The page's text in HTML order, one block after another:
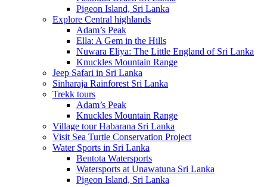
Pigeon Island, Sri Lanka
Explore Central highlands
Adam’s Peak
Ella: A Gem in the Hills
Nuwara Eliya: The Little England of Sri Lanka
Knuckles Mountain Range
Jeep Safari in Sri Lanka
Sinharaja Rainforest Sri Lanka
Trekk tours
Adam’s Peak
Knuckles Mountain Range
Village tour Habarana Sri Lanka
Visit Sea Turtle Conservation Project
Water Sports in Sri Lanka
Bentota Watersports
Watersports at Unawatuna Sri Lanka
Pigeon Island, Sri Lanka